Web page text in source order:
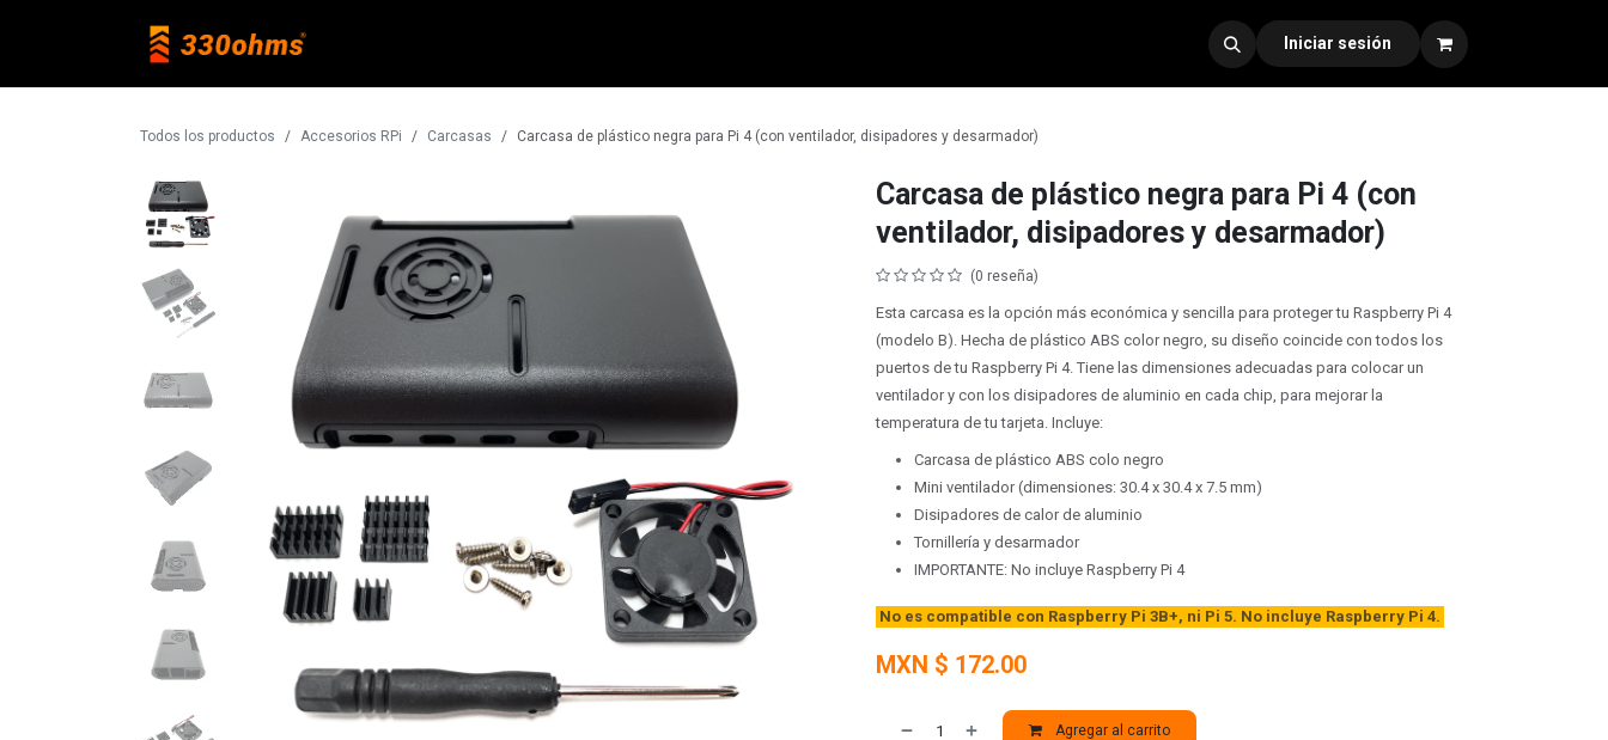
Iniciar sesión
Todos los productos Accesorios RPi Carcasas Carcasa de plástico negra para Pi 4 (con ventilador, disipadores y desarmador)
Carcasa de plástico negra para Pi 4 (con
ventilador, disipadores y desarmador)
(0 reseña)
Esta carcasa es la opción más económica y sencilla para proteger tu Raspberry Pi 4
(modelo B). Hecha de plástico ABS color negro, su diseño coincide con todos los
puertos de tu Raspberry Pi 4. Tiene las dimensiones adecuadas para colocar un
ventilador y con los disipadores de aluminio en cada chip, para mejorar la
temperatura de tu tarjeta. Incluye:
Carcasa de plástico ABS colo negro
Mini ventilador (dimensiones: 30.4 x 30.4 x 7.5 mm)
Disipadores de calor de aluminio
Tornillería y desarmador
IMPORTANTE: No incluye Raspberry Pi 4
No es compatible con Raspberry Pi 3B+, ni Pi 5. No incluye Raspberry Pi 4.
MXN $ 172.00
Agregar al carrito